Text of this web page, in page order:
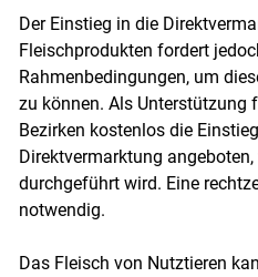
Der Einstieg in die
Fleischprodukten fordert
Rahmenbedingungen, um
zu können. Als Unterstützung
Bezirken kostenlos die
Direktvermarktung
durchgeführt wird. Eine
notwendig.
Das Fleisch von Nutztieren